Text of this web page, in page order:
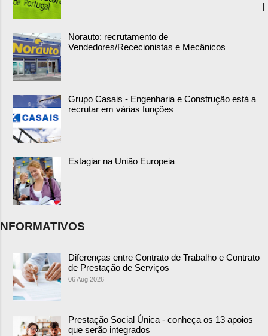
Norauto: recrutamento de
Vendedores/Rececionistas e Mecânicos
Grupo Casais - Engenharia e Construção está a
recrutar em várias funções
Estagiar na União Europeia
I
NFORMATIVOS
Diferenças entre Contrato de Trabalho e Contrato
de Prestação de Serviços
06 Aug 2026
Prestação Social Única - conheça os 13 apoios
que serão integrados